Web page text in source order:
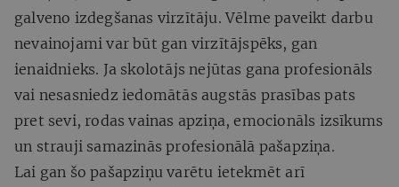
galveno izdegšanas virzītāju. Vēlme paveikt darbu
nevainojami var būt gan virzītājspēks, gan
ienaidnieks. Ja skolotājs nejūtas gana profesionāls
vai nesasniedz iedomātās augstās prasības pats
pret sevi, rodas vainas apziņa, emocionāls izsīkums
un strauji samazinās profesionālā pašapziņa.
Lai gan šo pašapziņu varētu ietekmēt arī